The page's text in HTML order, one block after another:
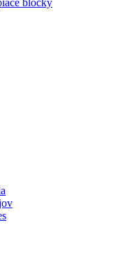
bločky